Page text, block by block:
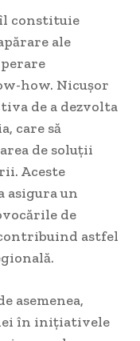
constituie
ale
how. Nicușor
de a dezvolta
care să
de soluții
Aceste
un
de
astfel
asemenea,
în inițiativele